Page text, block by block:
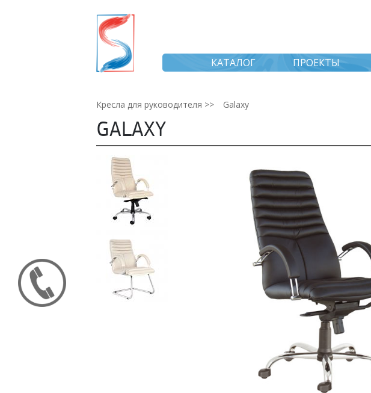
КАТАЛОГ ПРОЕКТЫ
Кресла для руководителя >> Galaxy
GALAXY